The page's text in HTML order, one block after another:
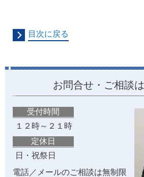
目次に戻る
お問合せ・ご相談
受付時間
１２時～２１時
定休日
日・祝祭日
電話／メールのご相談は無制限